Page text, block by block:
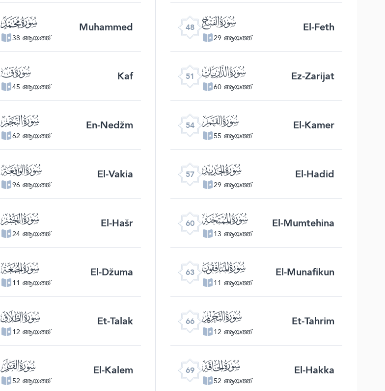
ﯜ
38 ആയത്ത്
Muhammed 48 ﯝ
29 ആയത്ത്
El-Feth
ﯟ
45 ആയത്ത്
Kaf 51 ﯠ
60 ആയത്ത്
Ez-Zarijat
ﯢ
62 ആയത്ത്
En-Nedžm 54 ﯣ
55 ആയത്ത്
El-Kamer
ﯥ
96 ആയത്ത്
El-Vakia 57 ﯦ
29 ആയത്ത്
El-Hadid
ﯨ
24 ആയത്ത്
El-Hašr 60 ﯩ
13 ആയത്ത്
El-Mumtehina
ﯫ
11 ആയത്ത്
El-Džuma 63 ﯬ
11 ആയത്ത്
El-Munafikun
ﯮ
12 ആയത്ത്
Et-Talak 66 ﯯ
12 ആയത്ത്
Et-Tahrim
ﯱ
52 ആയത്ത്
El-Kalem 69 ﯲ
52 ആയത്ത്
El-Hakka